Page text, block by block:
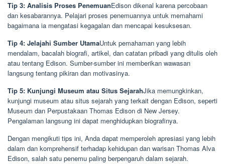
Tip 3: Analisis Proses PenemuanEdison dikenal karena percobaan
dan kesabarannya. Pelajari proses penemuannya untuk memahami
bagaimana ia mengatasi kegagalan dan mencapai kesuksesan.
Tip 4: Jelajahi Sumber UtamaUntuk pemahaman yang lebih
mendalam, bacalah biografi, artikel, dan catatan pribadi yang ditulis oleh
atau tentang Edison. Sumber-sumber ini memberikan wawasan
langsung tentang pikiran dan motivasinya.
Tip 5: Kunjungi Museum atau Situs SejarahJika memungkinkan,
kunjungi museum atau situs sejarah yang terkait dengan Edison, seperti
Museum dan Perpustakaan Thomas Edison di New Jersey.
Pengalaman langsung ini dapat menghidupkan biografinya.
Dengan mengikuti tips ini, Anda dapat memperoleh apresiasi yang lebih
dalam dan komprehensif terhadap kehidupan dan warisan Thomas Alva
Edison, salah satu penemu paling berpengaruh dalam sejarah.